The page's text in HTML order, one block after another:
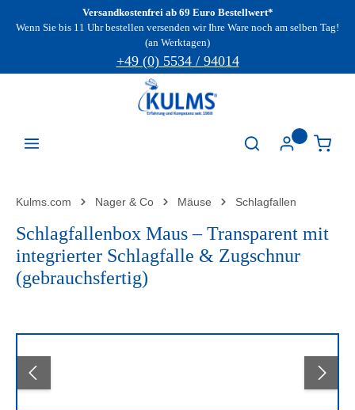
Zum Hauptinhalt springenVersandkostenfrei ab 69 Euro Bestellwert*
Wenn Sie bis 11 Uhr bestellen versenden wir Ihre Ware noch am selben Tag!
(an Werktagen)
+49 (0) 5534 / 94014
Kulms.com Nager & Co Mäuse Schlagfallen
Schlagfallenbox Maus – Transparent mit
integrierter Schlagfalle & Zugschnur
(gebrauchsfertig)